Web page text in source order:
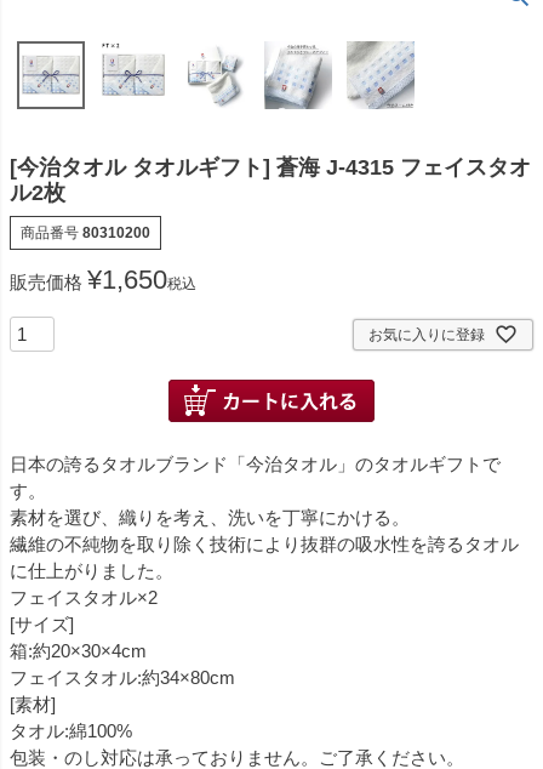
[今治タオル タオルギフト] 蒼海 J-4315 フェイスタオ
ル2枚
商品番号 80310200
販売価格 ¥1,650税込
お気に入りに登録
日本の誇るタオルブランド「今治タオル」のタオルギフトで
す。
素材を選び、織りを考え、洗いを丁寧にかける。
繊維の不純物を取り除く技術により抜群の吸水性を誇るタオル
に仕上がりました。
フェイスタオル×2
[サイズ]
箱:約20×30×4cm
フェイスタオル:約34×80cm
[素材]
タオル:綿100%
包装・のし対応は承っておりません。ご了承ください。